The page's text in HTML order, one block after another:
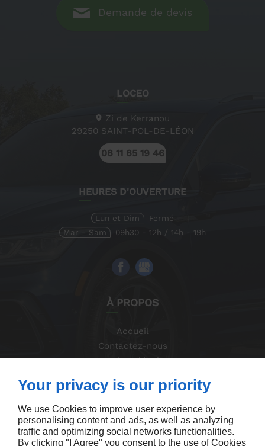
Demande de devis
LOCEO
Zi de Kerranou
29250 SAINT-POL-DE-LÉON
06 11 65 19 46
HEURES D'OUVERTURE
Lun et Dim
Fermé
Mar - Sam
09h30 - 12h / 14h - 19h
À PROPOS
Accueil
Contactez-nous
Mentions légales
Your privacy is our priority
We use Cookies to improve user experience by
personalising content and ads, as well as analyzing
traffic and optimizing social networks functionalities.
By clicking "I Agree" you consent to the use of Cookies